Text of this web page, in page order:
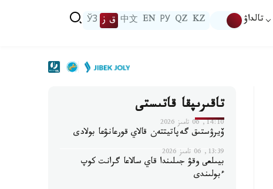
تالداۋ KZ
QZ
РУ
EN
中文 ق ز ЎЗ
تاقىرىپقا قاتىستى
14:10, 06 تامىز 2026
ۆيرۋستىق گەپاتيتتەن قالاي قورعانۋعا بولادى
13:39, 06 تامىز 2026
بيىلعى وقۋ جىلىندا قاي سالاعا گرانت كوپ
ءبولىندى